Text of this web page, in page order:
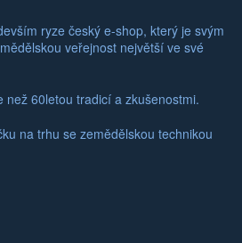
ryze český e-shop, který je svým
veřejnost největší ve své
než 60letou tradicí a zkušenostmi.
na trhu se zemědělskou technikou